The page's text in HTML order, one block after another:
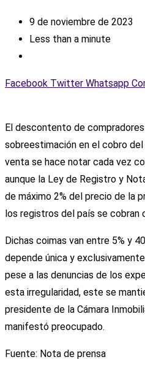
9 de noviembre de 2023
Less than a minute
Facebook Twitter Whatsapp
El descontento de
sobreestimación en el cobro
venta se hace notar cada vez
aunque la Ley de Registro y
de máximo 2% del precio de la
los registros del país se cobran
Dichas coimas van entre 5% y
depende única y
pese a las denuncias de los
esta irregularidad, este se
presidente de la Cámara
manifestó preocupado.
Fuente: Nota de prensa